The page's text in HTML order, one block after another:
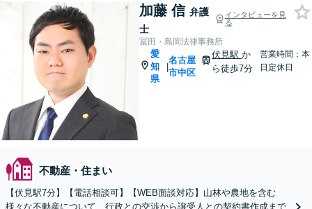
加藤 信 弁護
士
インタビューを見
る
冨田・島岡法律事務所
愛
知
県
|
名古屋
市中区
伏見駅 か
ら徒歩7分
営業時間：本
日定休日
不動産・住まい
【伏見駅7分】【電話相談可】【WEB面談対応】山林や農地を含む
様々な不動産について、行政との交渉から譲受人との契約書作成まで